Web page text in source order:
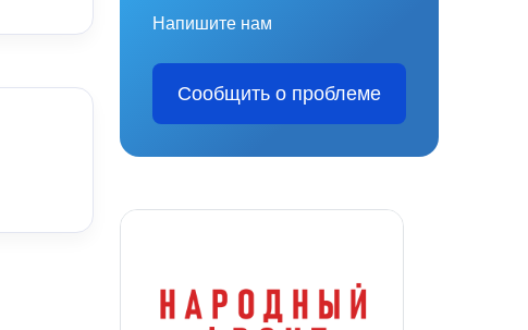
Напишите нам
Сообщить о проблеме